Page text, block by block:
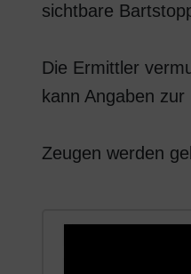
sichtbare
Die Ermittler
kann Angaben
Zeugen werden